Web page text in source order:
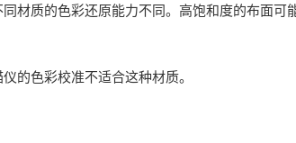
材质的色彩还原能力不同。高饱和度的布面可
的色彩校准不适合这种材质。